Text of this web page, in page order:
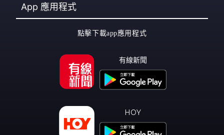
App 應用程式
點擊下載app應用程式
有線新聞
HOY